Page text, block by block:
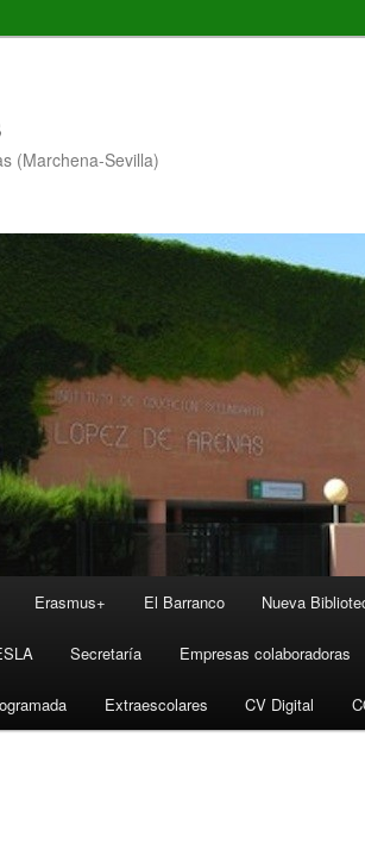
(Marchena-Sevilla)
Erasmus+ El Barranco Nueva
Secretaría Empresas colaboradoras
Extraescolares CV Digital